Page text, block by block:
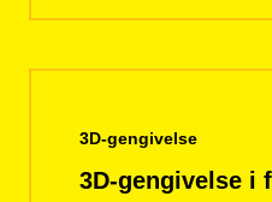
3D-gengivelse
3D-gengivelse i